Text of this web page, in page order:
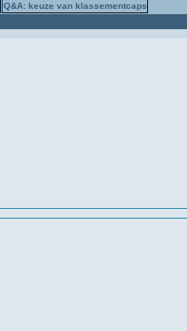
Q&A: keuze van klassementcaps